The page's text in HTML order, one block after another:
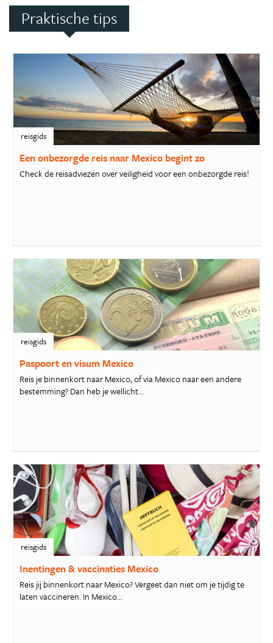
Praktische tips
reisgids
Een onbezorgde reis naar Mexico begint zo
Check de reisadviezen over veiligheid voor een onbezorgde reis!
reisgids
Paspoort en visum Mexico
Reis je binnenkort naar Mexico, of via Mexico naar een andere
bestemming? Dan heb je wellicht...
reisgids
Inentingen & vaccinaties Mexico
Reis jij binnenkort naar Mexico? Vergeet dan niet om je tijdig te
laten vaccineren. In Mexico...